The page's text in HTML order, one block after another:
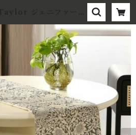
GR イチゴ泥棒 | wo